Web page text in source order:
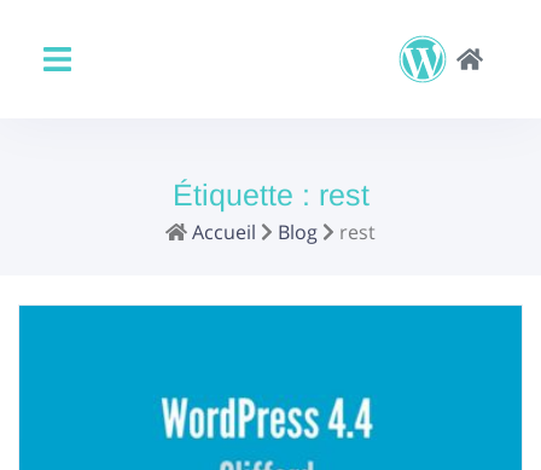
Étiquette : rest
Accueil Blog rest